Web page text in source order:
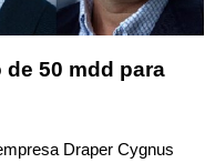
50 mdd para
Draper Cygnus